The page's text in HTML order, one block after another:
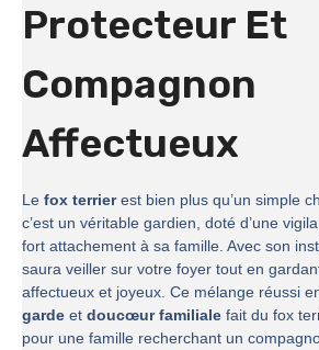
Protecteur Et
Compagnon
Affectueux
Le fox terrierest bien plus qu’un simple
c’est un véritable gardien, doté d’une
fort attachement à sa famille. Avec son
saura veiller sur votre foyer tout en
affectueux et joyeux. Ce mélange réussi
garde et doucœur familiale fait du fox
pour une famille recherchant un